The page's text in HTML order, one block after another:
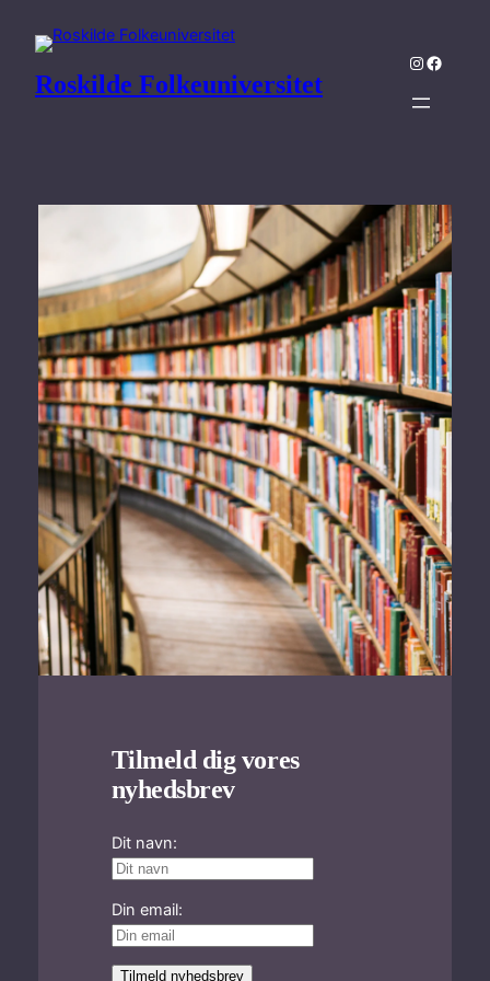
Roskilde Folkeuniversitet
Instagram
Tilmeld dig vores
nyhedsbrev
Dit navn:
Din email: